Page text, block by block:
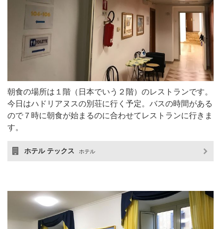
朝食の場所は１階（日本でいう２階）のレストランです。
今日はハドリアヌスの別荘に行く予定。バスの時間がある
ので７時に朝食が始まるのに合わせてレストランに行きま
す。
ホテル テックス ホテル